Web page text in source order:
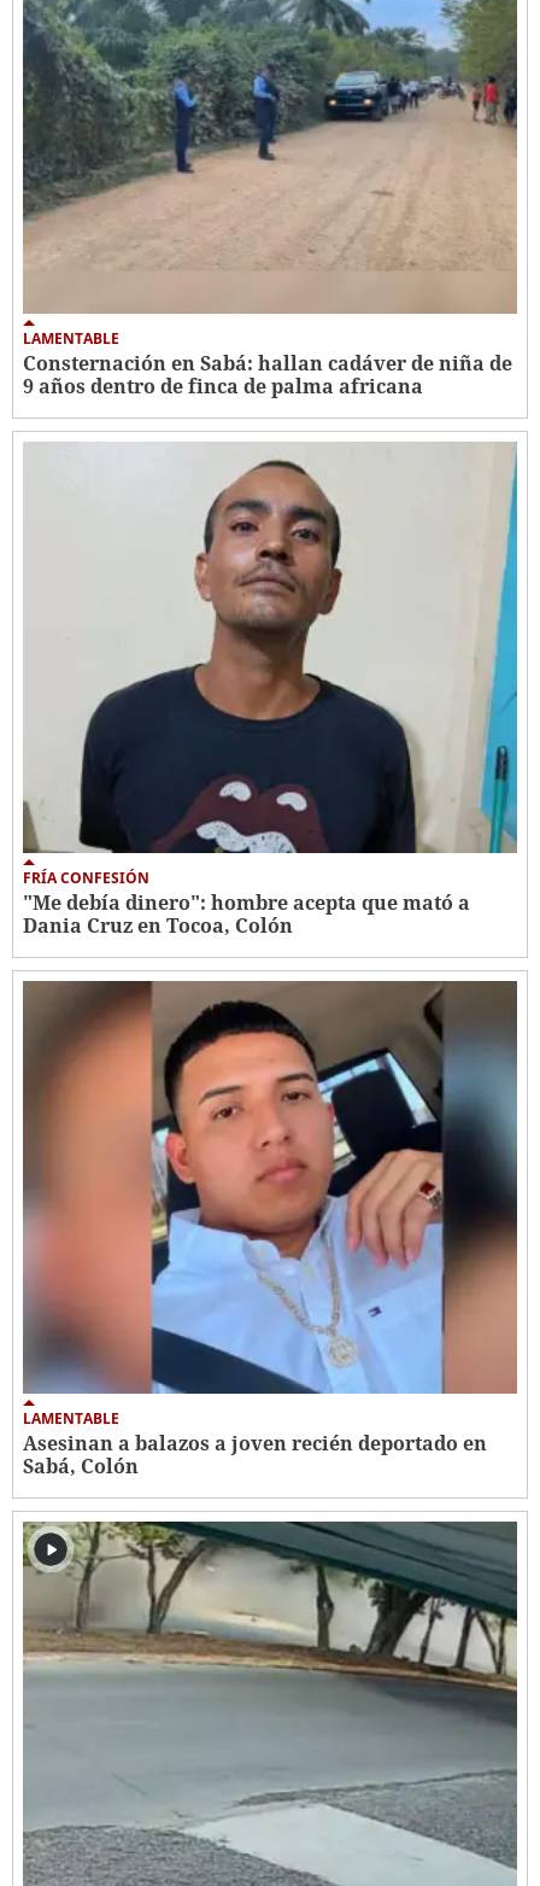
LAMENTABLE
Consternación en Sabá: hallan cadáver de niña de
9 años dentro de finca de palma africana
FRÍA CONFESIÓN
"Me debía dinero": hombre acepta que mató a
Dania Cruz en Tocoa, Colón
LAMENTABLE
Asesinan a balazos a joven recién deportado en
Sabá, Colón